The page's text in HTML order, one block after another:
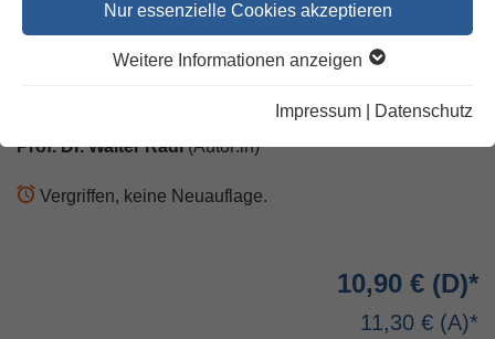
Nur essenzielle Cookies akzeptieren
Weitere Informationen anzeigen
Impressum Datenschutz
Galaterbrief
Prof. Dr. Walter Radl(Autor:in)
Vergriffen, keine Neuauflage.
10,90 €
11,30 €